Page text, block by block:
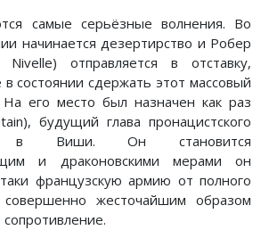
самые серьёзные волнения. Во
начинается дезертирство и Робер
отправляется в отставку,
состоянии сдержать этот массовый
его место был назначен как раз
будущий глава пронацистского
в Виши. Он становится
и драконовскими мерами он
французскую армию от полного
жесточайшим образом